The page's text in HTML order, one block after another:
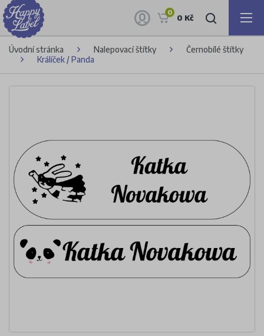
0
0 Kč
Úvodní stránka Nalepovací štítky
Černobílé štítky
Králíček / Panda